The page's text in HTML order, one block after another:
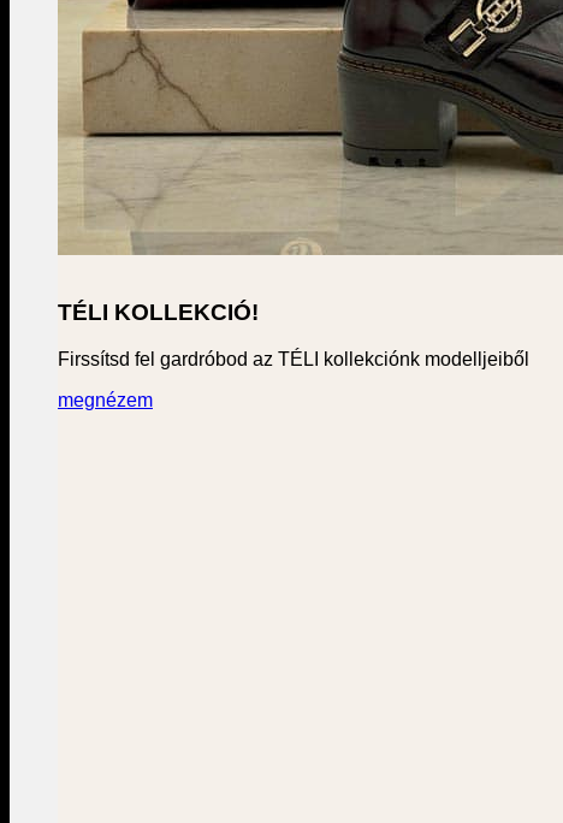
TÉLI KOLLEKCIÓ!
Firssítsd fel gardróbod az TÉLI kollekciónk modelljeiből
megnézem